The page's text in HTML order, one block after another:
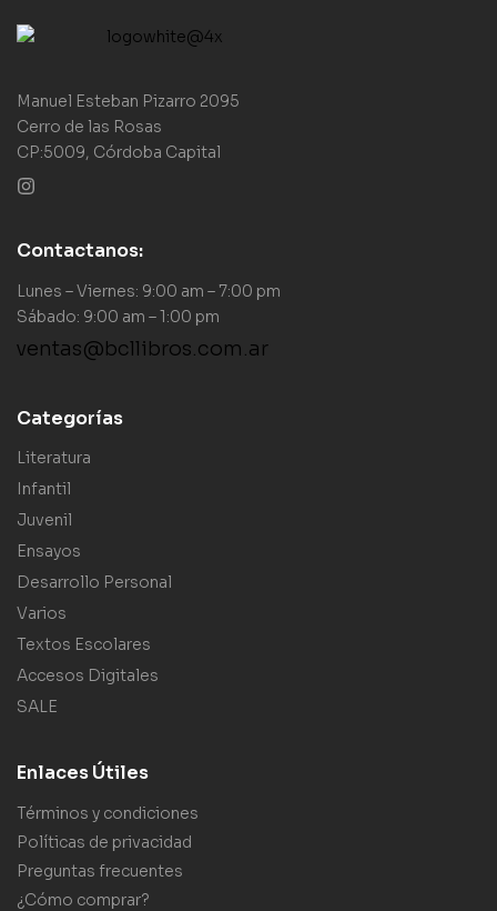
Manuel Esteban Pizarro 2095
Cerro de las Rosas
CP:5009, Córdoba Capital
Contactanos:
Lunes – Viernes: 9:00 am – 7:00 pm
Sábado: 9:00 am – 1:00 pm
ventas@bcllibros.com.ar
Categorías
Literatura
Infantil
Juvenil
Ensayos
Desarrollo Personal
Varios
Textos Escolares
Accesos Digitales
SALE
Enlaces Útiles
Términos y condiciones
Políticas de privacidad
Preguntas frecuentes
¿Cómo comprar?